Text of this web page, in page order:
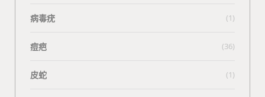
病毒疣 (1)
痘疤 (36)
皮蛇 (1)